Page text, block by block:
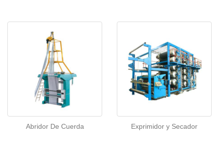
Abridor De Cuerda Exprimidor y Secador